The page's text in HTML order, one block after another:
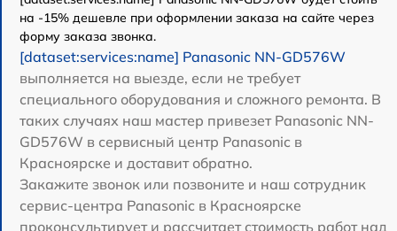
на -15% дешевле при оформлении заказа на сайте через
форму заказа звонка.
[dataset:services:name] Panasonic NN-GD576W
выполняется на выезде, если не требует
специального оборудования и сложного ремонта. В
таких случаях наш мастер привезет Panasonic NN-
GD576W в сервисный центр Panasonic в
Красноярске и доставит обратно.
Закажите звонок или позвоните и наш сотрудник
сервис-центра Panasonic в Красноярске
проконсультирует и рассчитает стоимость работ над